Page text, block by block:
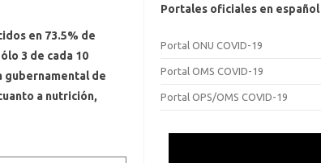
en 73.5% de
3 de cada 10
gubernamental de
a nutrición,
Portales oficiales en español
Portal ONU COVID-19
Portal OMS COVID-19
Portal OPS/OMS COVID-19